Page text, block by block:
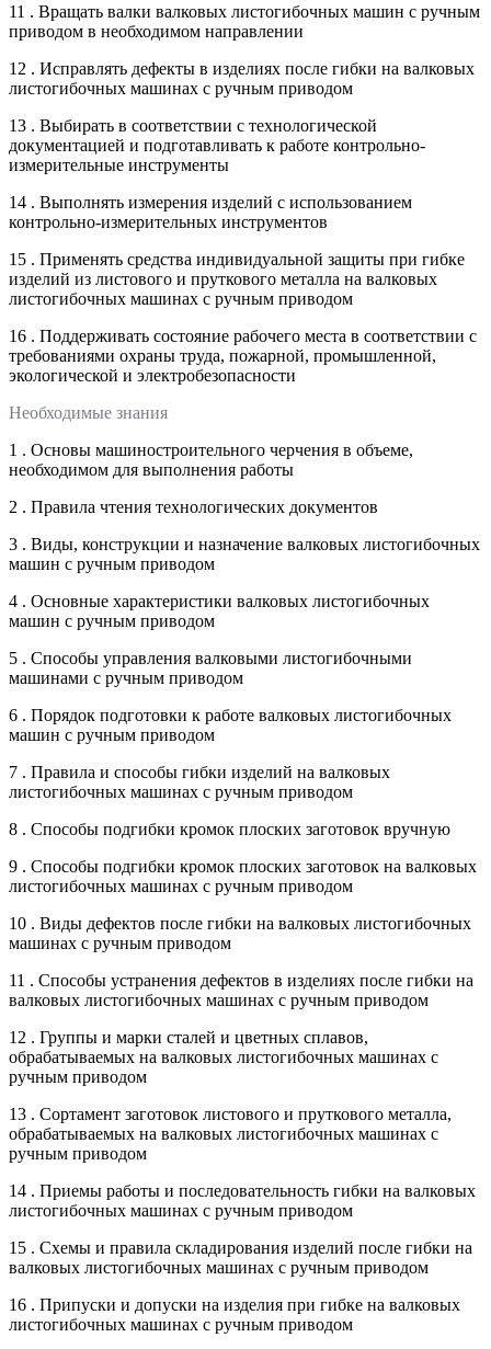
11 . Вращать валки валковых листогибочных машин с ручным
приводом в необходимом направлении
12 . Исправлять дефекты в изделиях после гибки на валковых
листогибочных машинах с ручным приводом
13 . Выбирать в соответствии с технологической
документацией и подготавливать к работе контрольно-
измерительные инструменты
14 . Выполнять измерения изделий с использованием
контрольно-измерительных инструментов
15 . Применять средства индивидуальной защиты при гибке
изделий из листового и пруткового металла на валковых
листогибочных машинах с ручным приводом
16 . Поддерживать состояние рабочего места в соответствии с
требованиями охраны труда, пожарной, промышленной,
экологической и электробезопасности
Необходимые знания
1 . Основы машиностроительного черчения в объеме,
необходимом для выполнения работы
2 . Правила чтения технологических документов
3 . Виды, конструкции и назначение валковых листогибочных
машин с ручным приводом
4 . Основные характеристики валковых листогибочных
машин с ручным приводом
5 . Способы управления валковыми листогибочными
машинами с ручным приводом
6 . Порядок подготовки к работе валковых листогибочных
машин с ручным приводом
7 . Правила и способы гибки изделий на валковых
листогибочных машинах с ручным приводом
8 . Способы подгибки кромок плоских заготовок вручную
9 . Способы подгибки кромок плоских заготовок на валковых
листогибочных машинах с ручным приводом
10 . Виды дефектов после гибки на валковых листогибочных
машинах с ручным приводом
11 . Способы устранения дефектов в изделиях после гибки на
валковых листогибочных машинах с ручным приводом
12 . Группы и марки сталей и цветных сплавов,
обрабатываемых на валковых листогибочных машинах с
ручным приводом
13 . Сортамент заготовок листового и пруткового металла,
обрабатываемых на валковых листогибочных машинах с
ручным приводом
14 . Приемы работы и последовательность гибки на валковых
листогибочных машинах с ручным приводом
15 . Схемы и правила складирования изделий после гибки на
валковых листогибочных машинах с ручным приводом
16 . Припуски и допуски на изделия при гибке на валковых
листогибочных машинах с ручным приводом